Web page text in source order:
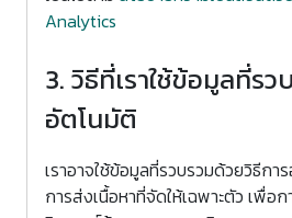
Analytics
3. วิธีที่เราใช้ข้อมูลที่รว
อัตโนมัติ
เราอาจใช้ข้อมูลที่รวบรวมด้วยวิธีกา
การส่งเนื้อหาที่จัดให้เฉพาะตัว เพื่อ